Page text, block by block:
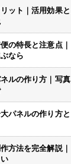
ット｜活用効果と
の特長と注意点｜
なら
ルの作り方｜写真
パネルの作り方と
方法を完全解説｜